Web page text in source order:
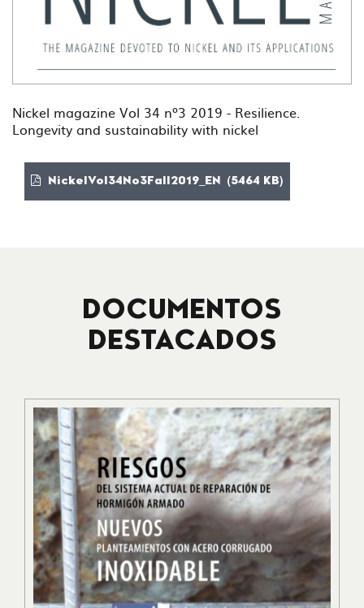
Nickel magazine Vol 34 nº3 2019 - Resilience.
Longevity and sustainability with nickel
NickelVol34No3Fall2019_EN (5464 KB)
DOCUMENTOS
DESTACADOS